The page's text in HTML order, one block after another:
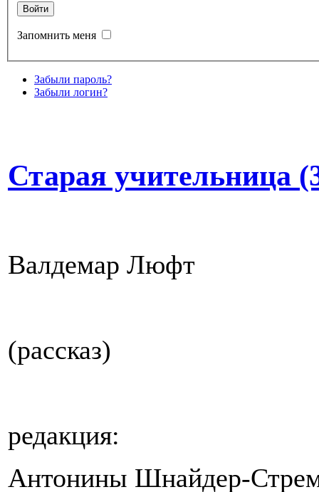
Запомнить меня
Забыли пароль?
Забыли логин?
Старая учительница
Валдемар Люфт
(рассказ)
редакция:
Антонины Шнайдер-